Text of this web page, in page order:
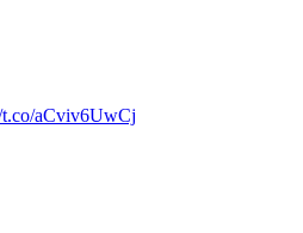
t.co/aCviv6UwCj